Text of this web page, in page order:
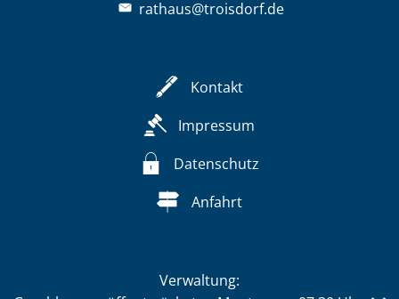
rathaus@troisdorf.de
Kontakt
Impressum
Datenschutz
Anfahrt
Verwaltung: